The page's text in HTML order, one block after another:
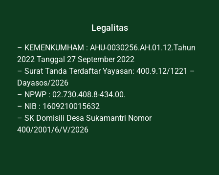
Legalitas
– KEMENKUMHAM : AHU-0030256.AH.01.12.Tahun
2022 Tanggal 27 September 2022
– Surat Tanda Terdaftar Yayasan: 400.9.12/1221 –
Dayasos/2026
– NPWP : 02.730.408.8-434.00.
– NIB : 1609210015632
– SK Domisili Desa Sukamantri Nomor
400/2001/6/V/2026